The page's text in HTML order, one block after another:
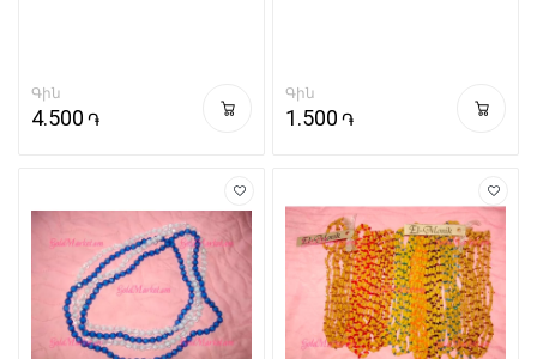
Գին
4.500 ֏
Գին
1.500 ֏